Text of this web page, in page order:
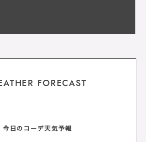
FORECAST
今日のコーデ天気予報